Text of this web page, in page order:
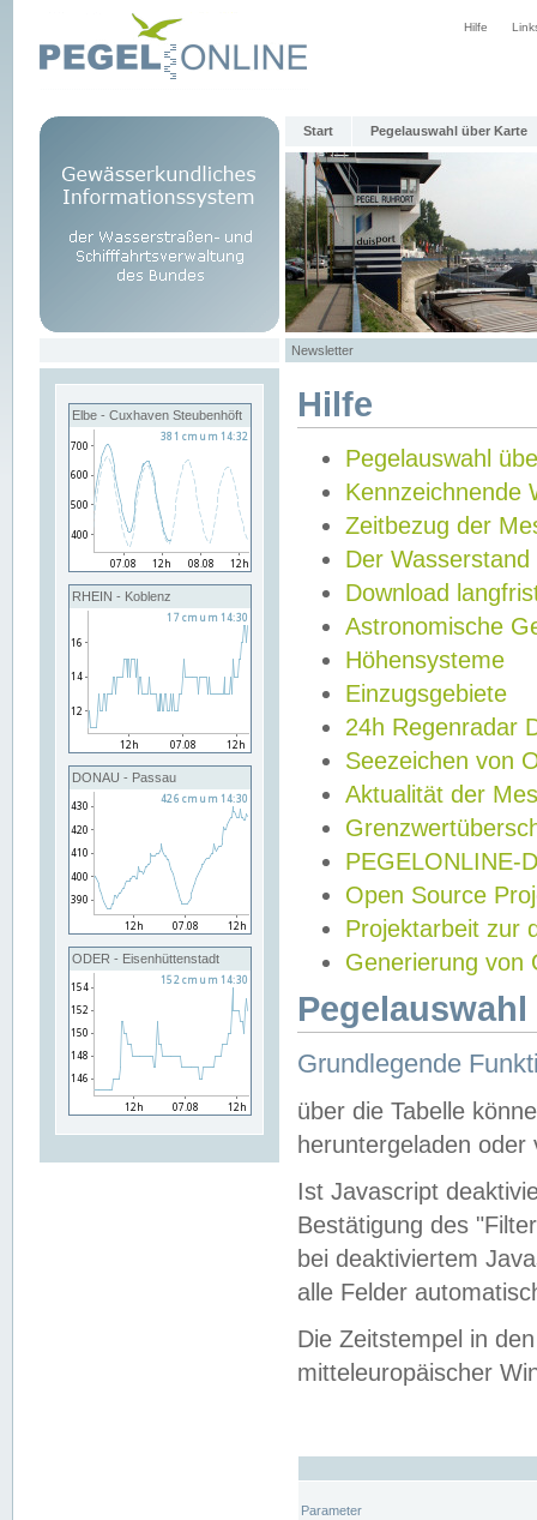
Hilfe
Start Pegelauswahl über Karte
Newsletter
Elbe - Cuxhaven Steubenhöft
RHEIN - Koblenz
DONAU - Passau
ODER - Eisenhüttenstadt
Hilfe
Pegelauswahl
Kennzeichnende
Zeitbezug der
Der Wasserstand
Download
Astronomische
Höhensysteme
Einzugsgebiete
24h Regenradar
Seezeichen von
Aktualität der
PEGELONLINE-
Open Source
Projektarbeit zur
Generierung von
Grundlegende
über die Tabelle
heruntergeladen oder
Ist Javascript
Bestätigung des
bei deaktiviertem
alle Felder
Die Zeitstempel in
mitteleuropäischer
Parameter